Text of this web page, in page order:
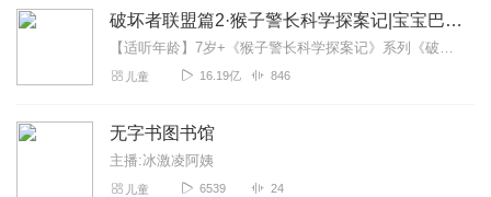
破坏者联盟篇2·猴子警长科学探案记|宝宝巴士故事
【适听年龄】7岁+《猴子警长科学探案记》系列《破坏者联盟篇1·猴子警长科学探案记》>>>《破坏者联盟篇2·猴子警长科学探案记》>>>《破坏者联盟篇3·猴子警长科...
儿童 16.19亿 846
无字书图书馆
主播:冰激凌阿姨
儿童 6539 24